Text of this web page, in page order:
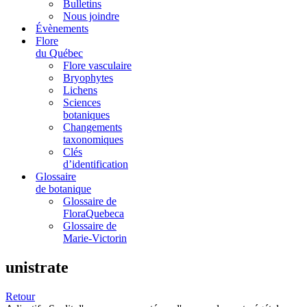
Bulletins
Nous joindre
Évènements
Flore
du Québec
Flore vasculaire
Bryophytes
Lichens
Sciences
botaniques
Changements
taxonomiques
Clés
d’identification
Glossaire
de botanique
Glossaire de
FloraQuebeca
Glossaire de
Marie-Victorin
unistrate
Retour